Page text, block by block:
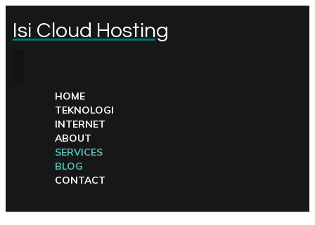
Isi Cloud Hosting
HOME
TEKNOLOGI
INTERNET
ABOUT
SERVICES
BLOG
CONTACT